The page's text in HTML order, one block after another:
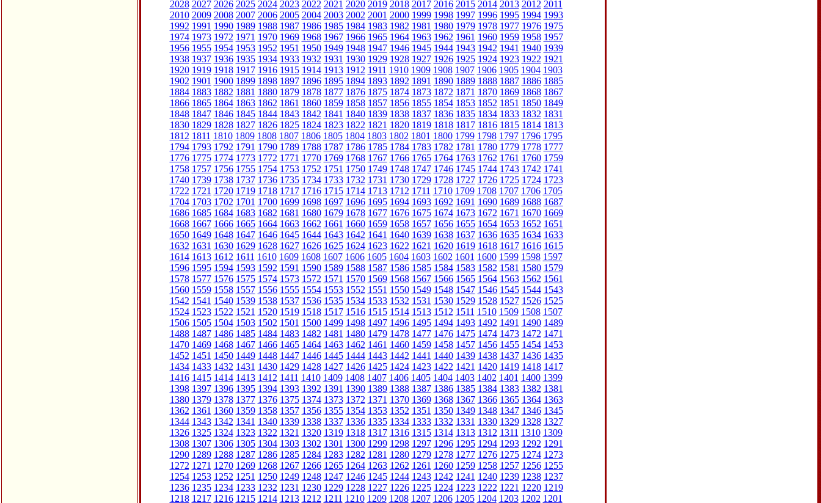
2028 2027 2026 2025 2024 2023 2022 2021 2020 2019 2018 2017 2016 2015 2014 2013 2012 2011
2010 2009 2008 2007 2006 2005 2004 2003 2002 2001 2000 1999 1998 1997 1996 1995 1994 1993
1992 1991 1990 1989 1988 1987 1986 1985 1984 1983 1982 1981 1980 1979 1978 1977 1976 1975
1974 1973 1972 1971 1970 1969 1968 1967 1966 1965 1964 1963 1962 1961 1960 1959 1958 1957
1956 1955 1954 1953 1952 1951 1950 1949 1948 1947 1946 1945 1944 1943 1942 1941 1940 1939
1938 1937 1936 1935 1934 1933 1932 1931 1930 1929 1928 1927 1926 1925 1924 1923 1922 1921
1920 1919 1918 1917 1916 1915 1914 1913 1912 1911 1910 1909 1908 1907 1906 1905 1904 1903
1902 1901 1900 1899 1898 1897 1896 1895 1894 1893 1892 1891 1890 1889 1888 1887 1886 1885
1884 1883 1882 1881 1880 1879 1878 1877 1876 1875 1874 1873 1872 1871 1870 1869 1868 1867
1866 1865 1864 1863 1862 1861 1860 1859 1858 1857 1856 1855 1854 1853 1852 1851 1850 1849
1848 1847 1846 1845 1844 1843 1842 1841 1840 1839 1838 1837 1836 1835 1834 1833 1832 1831
1830 1829 1828 1827 1826 1825 1824 1823 1822 1821 1820 1819 1818 1817 1816 1815 1814 1813
1812 1811 1810 1809 1808 1807 1806 1805 1804 1803 1802 1801 1800 1799 1798 1797 1796 1795
1794 1793 1792 1791 1790 1789 1788 1787 1786 1785 1784 1783 1782 1781 1780 1779 1778 1777
1776 1775 1774 1773 1772 1771 1770 1769 1768 1767 1766 1765 1764 1763 1762 1761 1760 1759
1758 1757 1756 1755 1754 1753 1752 1751 1750 1749 1748 1747 1746 1745 1744 1743 1742 1741
1740 1739 1738 1737 1736 1735 1734 1733 1732 1731 1730 1729 1728 1727 1726 1725 1724 1723
1722 1721 1720 1719 1718 1717 1716 1715 1714 1713 1712 1711 1710 1709 1708 1707 1706 1705
1704 1703 1702 1701 1700 1699 1698 1697 1696 1695 1694 1693 1692 1691 1690 1689 1688 1687
1686 1685 1684 1683 1682 1681 1680 1679 1678 1677 1676 1675 1674 1673 1672 1671 1670 1669
1668 1667 1666 1665 1664 1663 1662 1661 1660 1659 1658 1657 1656 1655 1654 1653 1652 1651
1650 1649 1648 1647 1646 1645 1644 1643 1642 1641 1640 1639 1638 1637 1636 1635 1634 1633
1632 1631 1630 1629 1628 1627 1626 1625 1624 1623 1622 1621 1620 1619 1618 1617 1616 1615
1614 1613 1612 1611 1610 1609 1608 1607 1606 1605 1604 1603 1602 1601 1600 1599 1598 1597
1596 1595 1594 1593 1592 1591 1590 1589 1588 1587 1586 1585 1584 1583 1582 1581 1580 1579
1578 1577 1576 1575 1574 1573 1572 1571 1570 1569 1568 1567 1566 1565 1564 1563 1562 1561
1560 1559 1558 1557 1556 1555 1554 1553 1552 1551 1550 1549 1548 1547 1546 1545 1544 1543
1542 1541 1540 1539 1538 1537 1536 1535 1534 1533 1532 1531 1530 1529 1528 1527 1526 1525
1524 1523 1522 1521 1520 1519 1518 1517 1516 1515 1514 1513 1512 1511 1510 1509 1508 1507
1506 1505 1504 1503 1502 1501 1500 1499 1498 1497 1496 1495 1494 1493 1492 1491 1490 1489
1488 1487 1486 1485 1484 1483 1482 1481 1480 1479 1478 1477 1476 1475 1474 1473 1472 1471
1470 1469 1468 1467 1466 1465 1464 1463 1462 1461 1460 1459 1458 1457 1456 1455 1454 1453
1452 1451 1450 1449 1448 1447 1446 1445 1444 1443 1442 1441 1440 1439 1438 1437 1436 1435
1434 1433 1432 1431 1430 1429 1428 1427 1426 1425 1424 1423 1422 1421 1420 1419 1418 1417
1416 1415 1414 1413 1412 1411 1410 1409 1408 1407 1406 1405 1404 1403 1402 1401 1400 1399
1398 1397 1396 1395 1394 1393 1392 1391 1390 1389 1388 1387 1386 1385 1384 1383 1382 1381
1380 1379 1378 1377 1376 1375 1374 1373 1372 1371 1370 1369 1368 1367 1366 1365 1364 1363
1362 1361 1360 1359 1358 1357 1356 1355 1354 1353 1352 1351 1350 1349 1348 1347 1346 1345
1344 1343 1342 1341 1340 1339 1338 1337 1336 1335 1334 1333 1332 1331 1330 1329 1328 1327
1326 1325 1324 1323 1322 1321 1320 1319 1318 1317 1316 1315 1314 1313 1312 1311 1310 1309
1308 1307 1306 1305 1304 1303 1302 1301 1300 1299 1298 1297 1296 1295 1294 1293 1292 1291
1290 1289 1288 1287 1286 1285 1284 1283 1282 1281 1280 1279 1278 1277 1276 1275 1274 1273
1272 1271 1270 1269 1268 1267 1266 1265 1264 1263 1262 1261 1260 1259 1258 1257 1256 1255
1254 1253 1252 1251 1250 1249 1248 1247 1246 1245 1244 1243 1242 1241 1240 1239 1238 1237
1236 1235 1234 1233 1232 1231 1230 1229 1228 1227 1226 1225 1224 1223 1222 1221 1220 1219
1218 1217 1216 1215 1214 1213 1212 1211 1210 1209 1208 1207 1206 1205 1204 1203 1202 1201